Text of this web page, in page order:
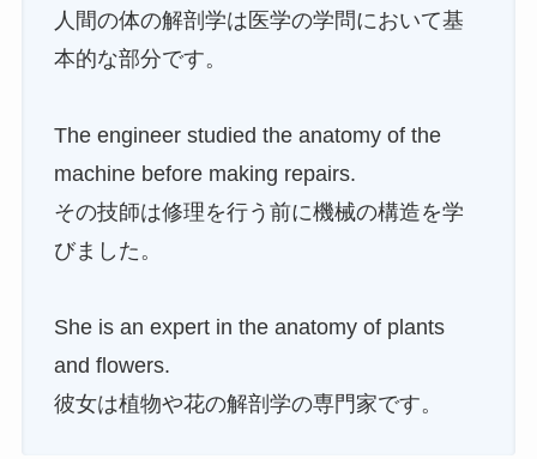
人間の体の解剖学は医学の学問において基
本的な部分です。
The engineer studied the anatomy of the
machine before making repairs.
その技師は修理を行う前に機械の構造を学
びました。
She is an expert in the anatomy of plants
and flowers.
彼女は植物や花の解剖学の専門家です。